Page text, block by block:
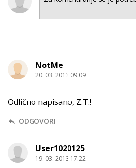
NotMe
20. 03. 2013 09.09
Odlično napisano, Z.T.!
ODGOVORI
User1020125
19. 03. 2013 17.22